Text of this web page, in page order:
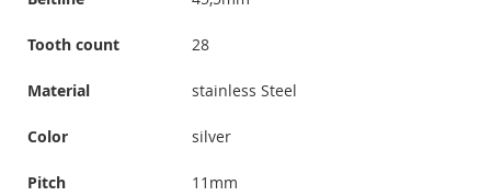
Tooth count 28
Material stainless Steel
Color silver
Pitch 11mm